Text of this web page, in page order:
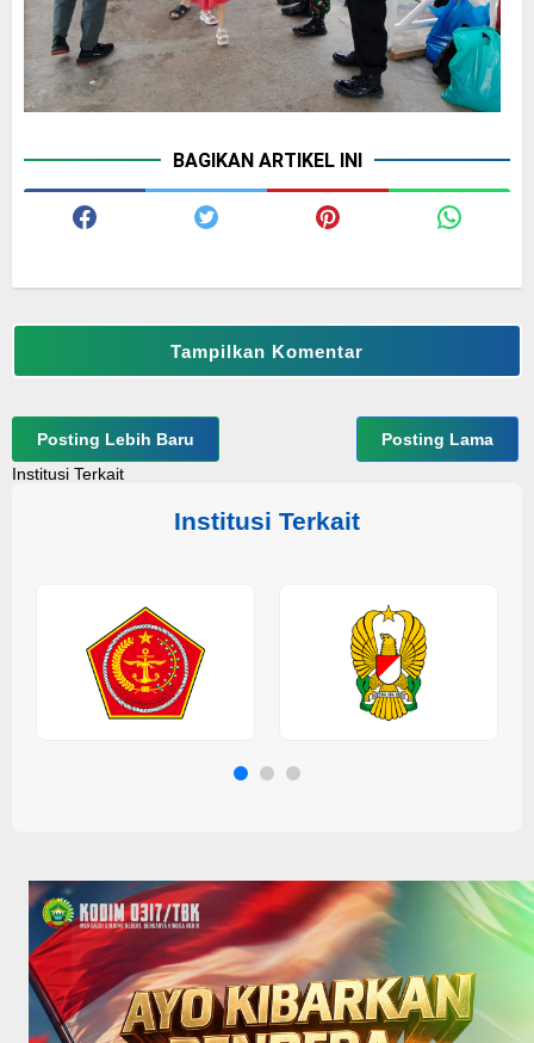
BAGIKAN ARTIKEL INI
Tampilkan Komentar
Posting Lebih Baru
Posting Lama
Institusi Terkait
Institusi Terkait